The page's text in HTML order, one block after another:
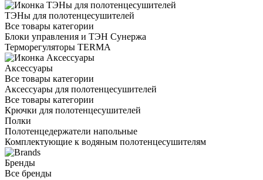
ТЭНы для полотенцесушителей
Все товары категории
Блоки управления и ТЭН Сунержа
Терморегуляторы TERMA
Аксессуары
Все товары категории
Аксессуары для полотенцесушителей
Все товары категории
Крючки для полотенцесушителей
Полки
Полотенцедержатели напольные
Комплектующие к водяным полотенцесушителям
Бренды
Все бренды